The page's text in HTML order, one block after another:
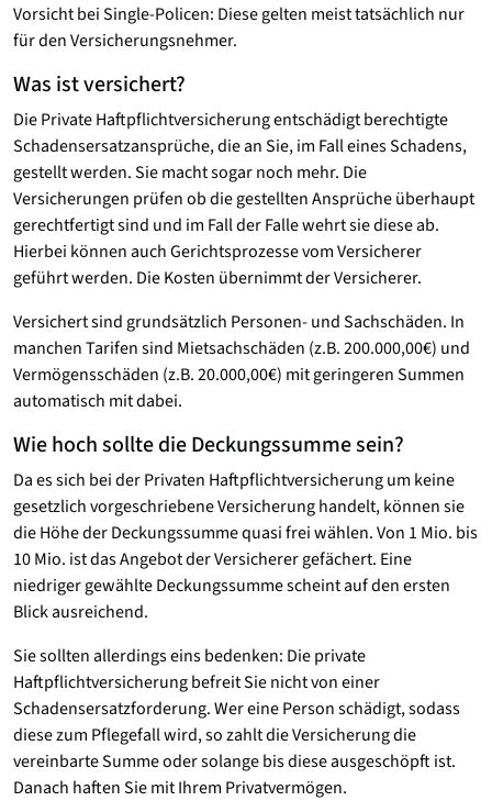
Vorsicht bei Single-Policen: Diese gelten meist tatsächlich nur
für den Versicherungsnehmer.
Was ist versichert?
Die Private Haftpflichtversicherung entschädigt berechtigte
Schadensersatzansprüche, die an Sie, im Fall eines Schadens,
gestellt werden. Sie macht sogar noch mehr. Die
Versicherungen prüfen ob die gestellten Ansprüche überhaupt
gerechtfertigt sind und im Fall der Falle wehrt sie diese ab.
Hierbei können auch Gerichtsprozesse vom Versicherer
geführt werden. Die Kosten übernimmt der Versicherer.
Versichert sind grundsätzlich Personen- und Sachschäden. In
manchen Tarifen sind Mietsachschäden (z.B. 200.000,00€) und
Vermögensschäden (z.B. 20.000,00€) mit geringeren Summen
automatisch mit dabei.
Wie hoch sollte die Deckungssumme sein?
Da es sich bei der Privaten Haftpflichtversicherung um keine
gesetzlich vorgeschriebene Versicherung handelt, können sie
die Höhe der Deckungssumme quasi frei wählen. Von 1 Mio. bis
10 Mio. ist das Angebot der Versicherer gefächert. Eine
niedriger gewählte Deckungssumme scheint auf den ersten
Blick ausreichend.
Sie sollten allerdings eins bedenken: Die private
Haftpflichtversicherung befreit Sie nicht von einer
Schadensersatzforderung. Wer eine Person schädigt, sodass
diese zum Pflegefall wird, so zahlt die Versicherung die
vereinbarte Summe oder solange bis diese ausgeschöpft ist.
Danach haften Sie mit Ihrem Privatvermögen.